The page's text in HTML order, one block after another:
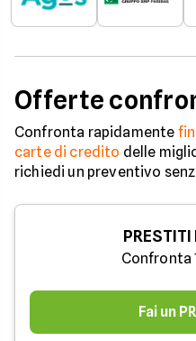
Offerte
Confronta rapidamente
carte di credito delle
richiedi un preventivo
PRESTITI
Confronta
Fai un